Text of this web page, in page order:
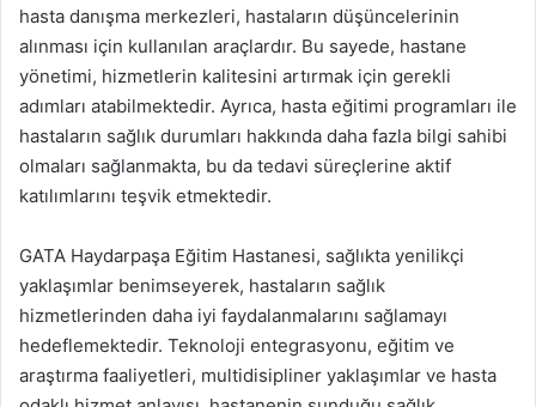
hasta danışma merkezleri, hastaların düşüncelerinin
alınması için kullanılan araçlardır. Bu sayede, hastane
yönetimi, hizmetlerin kalitesini artırmak için gerekli
adımları atabilmektedir. Ayrıca, hasta eğitimi programları ile
hastaların sağlık durumları hakkında daha fazla bilgi sahibi
olmaları sağlanmakta, bu da tedavi süreçlerine aktif
katılımlarını teşvik etmektedir.
GATA Haydarpaşa Eğitim Hastanesi, sağlıkta yenilikçi
yaklaşımlar benimseyerek, hastaların sağlık
hizmetlerinden daha iyi faydalanmalarını sağlamayı
hedeflemektedir. Teknoloji entegrasyonu, eğitim ve
araştırma faaliyetleri, multidisipliner yaklaşımlar ve hasta